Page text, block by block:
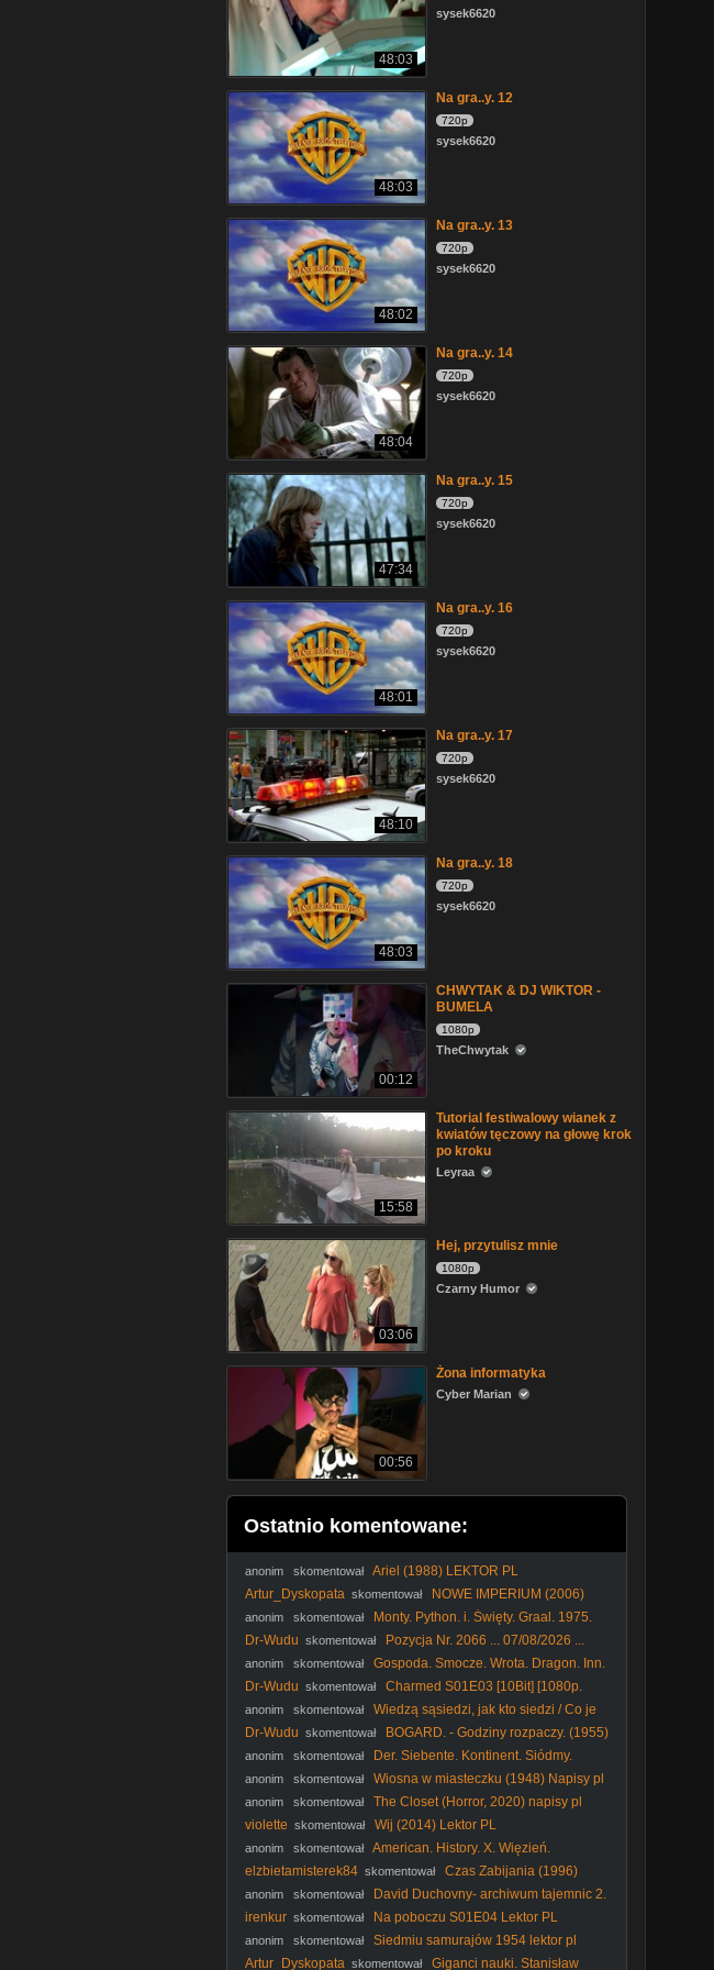
48:03
sysek6620
48:03
Na gra..y. 12
720p
sysek6620
48:02
Na gra..y. 13
720p
sysek6620
48:04
Na gra..y. 14
720p
sysek6620
47:34
Na gra..y. 15
720p
sysek6620
48:01
Na gra..y. 16
720p
sysek6620
48:10
Na gra..y. 17
720p
sysek6620
48:03
Na gra..y. 18
720p
sysek6620
00:12
CHWYTAK & DJ WIKTOR -
BUMELA
1080p
TheChwytak
15:58
Tutorial festiwalowy wianek z
kwiatów tęczowy na głowę krok
po kroku
Leyraa
03:06
Hej, przytulisz mnie
1080p
Czarny Humor
00:56
Żona informatyka
Cyber Marian
Ostatnio komentowane:
anonim skomentował Ariel (1988) LEKTOR PL
Artur_Dyskopata skomentował
NOWE IMPERIUM (2006)
lektor.pl
anonim skomentował
Monty. Python. i. Święty. Graal. 1975.
Lektor.pl
Dr-Wudu skomentował Pozycja Nr. 2066 ... 07/08/2026 ...
anonim skomentował
Gospoda. Smocze. Wrota. Dragon. Inn.
1967. Lektor.pl. AI
Dr-Wudu skomentował
Charmed S01E03 [10Bit] [1080p.
BluRay. H265-AS76-FT]
anonim skomentował
Wiedzą sąsiedzi, jak kto siedzi / Co je
doma, to se počítá, pánové... (1980) Lektor PL
Dr-Wudu skomentował
BOGARD. - Godziny rozpaczy. (1955)
lektor
anonim skomentował
Der. Siebente. Kontinent. Siódmy.
Kontynent. 1989. Lektor.pl
anonim skomentował Wiosna w miasteczku (1948) Napisy pl
anonim skomentował
The Closet (Horror, 2020) napisy pl
violette skomentował Wij (2014) Lektor PL
anonim skomentował American. History. X. Więzień.
nienawiści. 1998. Lektor.pl
elzbietamisterek84 skomentował
Czas Zabijania (1996)
Lektor FHD
anonim skomentował
David Duchovny- archiwum tajemnic 2.
8.
irenkur skomentował Na poboczu S01E04 Lektor PL
anonim skomentował
Siedmiu samurajów 1954 lektor pl
Artur_Dyskopata skomentował Giganci nauki. Stanisław